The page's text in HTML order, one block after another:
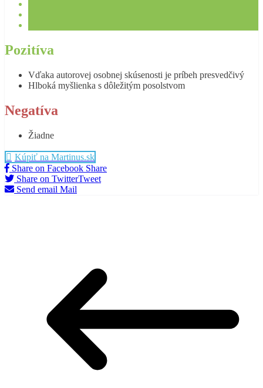
Pozitíva
Vďaka autorovej osobnej skúsenosti je príbeh presvedčivý
Hlboká myšlienka s dôležitým posolstvom
Negatíva
Žiadne
Kúpiť na Martinus.sk
Share on Facebook Share
Share on TwitterTweet
Send email Mail